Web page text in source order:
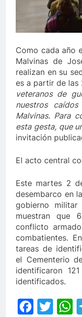
Como cada año
Malvinas de
realizan en su
es a partir de las
veteranos de
nuestros
Malvinas. Para
esta gesta, que
invitación
El acto central
Este martes 2
desembarco en
gobierno
muestran que
conflicto
combatientes.
tareas de
el Cementerio
identificaron
identificados.